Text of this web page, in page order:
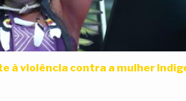
à violência contra a mulher